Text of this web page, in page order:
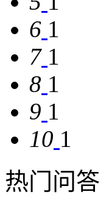
6 1
7 1
8 1
9 1
10 1
热门问答